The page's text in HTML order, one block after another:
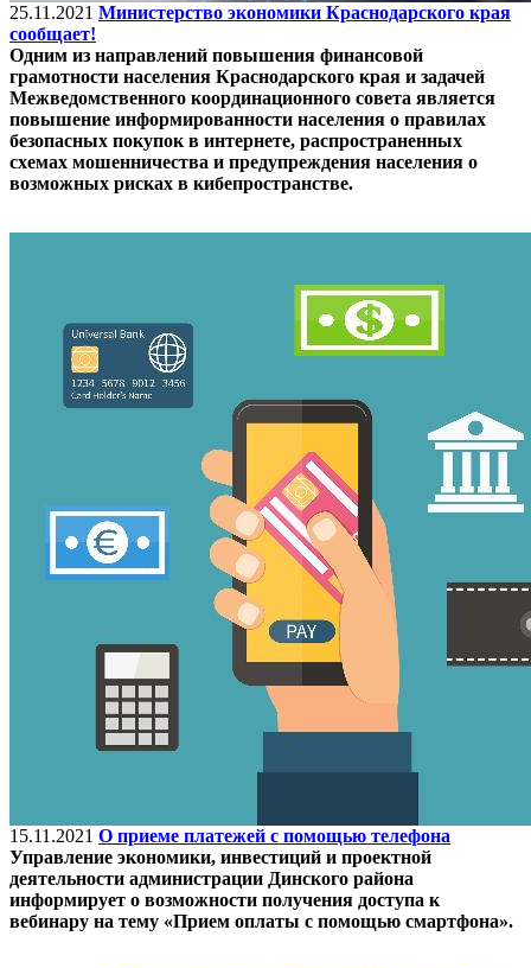
25.11.2021 Министерство экономики Краснодарского края
сообщает!
Одним из направлений повышения финансовой
грамотности населения Краснодарского края и задачей
Межведомственного координационного совета является
повышение информированности населения о правилах
безопасных покупок в интернете, распространенных
схемах мошенничества и предупреждения населения о
возможных рисках в кибепространстве.
15.11.2021 О приеме платежей с помощью телефона
Управление экономики, инвестиций и проектной
деятельности администрации Динского района
информирует о возможности получения доступа к
вебинару на тему «Прием оплаты с помощью смартфона».